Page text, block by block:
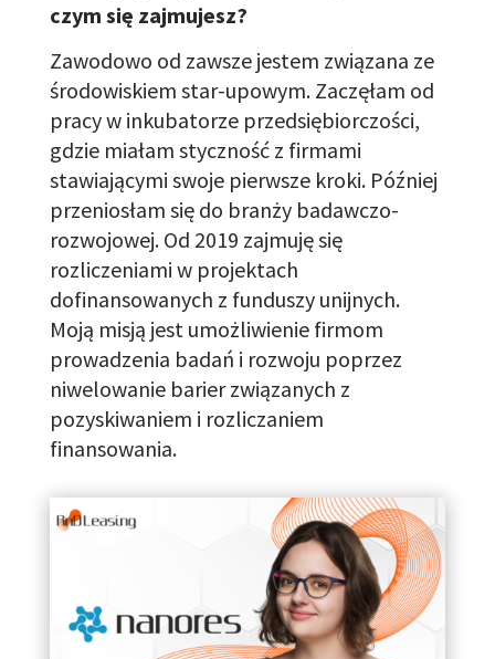
czym się zajmujesz?
Zawodowo od zawsze jestem związana ze
środowiskiem star-upowym. Zaczęłam od
pracy w inkubatorzeprzedsiębiorczości,
gdzie miałam styczność z firmami
stawiającymi swoje pierwsze kroki. Później
przeniosłam się do branży badawczo-
rozwojowej. Od 2019 zajmuję się
rozliczeniami w projektach
dofinansowanych z funduszy unijnych.
Moją misją jest umożliwienie firmom
prowadzenia badań i rozwoju poprzez
niwelowanie barier związanych z
pozyskiwaniem i rozliczaniem
finansowania.